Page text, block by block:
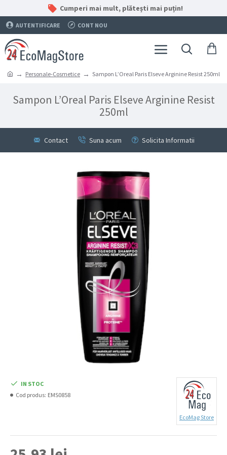
Cumperi mai mult, plătești mai puțin!
AUTENTIFICARE CONT NOU
Personale-Cosmetice Sampon L’Oreal Paris Elseve Arginine Resist 250ml
Sampon L’Oreal Paris Elseve Arginine Resist
250ml
Contact Suna acum Solicita Informatii
IN STOC
Cod produs: EMS0858
EcoMag Store